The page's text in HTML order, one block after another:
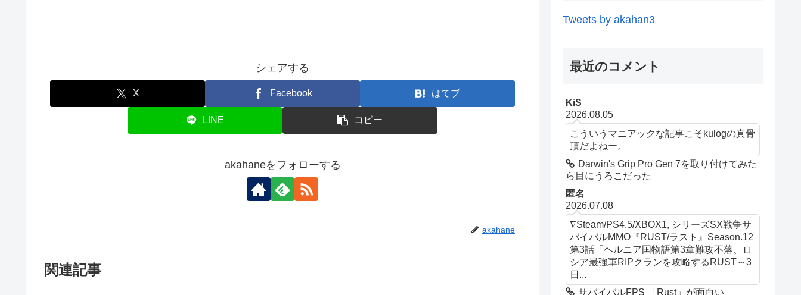
シェアする
X Facebook はてブ
LINE コピー
akahaneをフォローする
akahane
関連記事
Tweets by akahan3
最近のコメント
KiS
2026.08.05
こういうマニアックな記事こそkulogの真骨
頂だよねー。
Darwin's Grip Pro Gen 7を取り付けてみた
ら目にうろこだった
匿名
2026.07.08
∇Steam/PS4.5/XBOX1, シリーズSX戦争サ
バイバルMMO『RUST/ラスト』Season.12
第3話「ヘルニア国物語第3章難攻不落、ロ
シア最強軍RIPクランを攻略するRUST～3
日...
サバイバルFPS 「Rust」が面白い